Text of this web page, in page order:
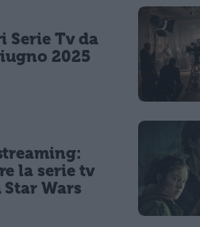
privacy
di terzi per finalità di marketing diretto con
Serie Tv da
2025
la serie tv
Wars